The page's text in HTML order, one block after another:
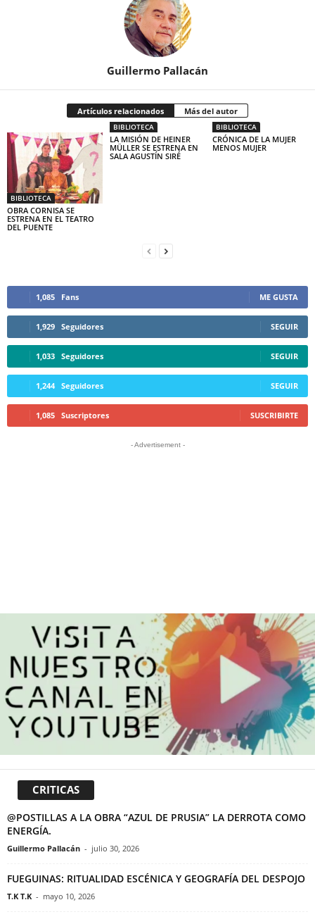
Guillermo Pallacán
Artículos relacionados Más del autor
BIBLIOTECA
OBRA CORNISA SE
ESTRENA EN EL TEATRO
DEL PUENTE
BIBLIOTECA
LA MISIÓN DE HEINER
MÜLLER SE ESTRENA EN
SALA AGUSTÍN SIRÉ
BIBLIOTECA
CRÓNICA DE LA MUJER
MENOS MUJER
1,085 Fans ME GUSTA
1,929 Seguidores SEGUIR
1,033 Seguidores SEGUIR
1,244 Seguidores SEGUIR
1,085 Suscriptores SUSCRIBIRTE
- Advertisement -
CRITICAS
@POSTILLAS A LA OBRA “AZUL DE PRUSIA” LA DERROTA COMO
ENERGÍA.
Guillermo Pallacán - julio 30, 2026
FUEGUINAS: RITUALIDAD ESCÉNICA Y GEOGRAFÍA DEL DESPOJO
T.K T.K - mayo 10, 2026